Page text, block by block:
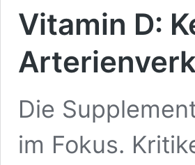
Vitamin D:
Die
im Fokus.